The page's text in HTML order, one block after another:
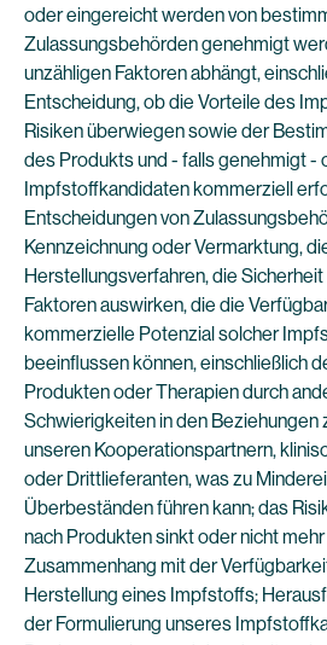
oder eingereicht werden von
Zulassungsbehörden genehmigt
unzähligen Faktoren abhängt,
Entscheidung, ob die Vorteile des
Risiken überwiegen sowie der
des Produkts und - falls genehmigt -
Impfstoffkandidaten kommerziell
Entscheidungen von
Kennzeichnung oder Vermarktung,
Herstellungsverfahren, die
Faktoren auswirken, die die
kommerzielle Potenzial solcher
beeinflussen können, einschließlich
Produkten oder Therapien durch
Schwierigkeiten in den Beziehungen
unseren Kooperationspartnern,
oder Drittlieferanten, was zu
Überbeständen führen kann; das
nach Produkten sinkt oder nicht
Zusammenhang mit der
Herstellung eines Impfstoffs;
der Formulierung unseres